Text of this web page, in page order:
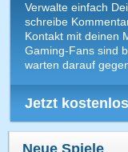
Verwalte einfach
schreibe
Kontakt mit deinen
Gaming-Fans sind
warten darauf
Jetzt